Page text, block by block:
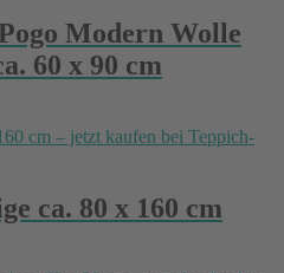
Modern Wolle
60 x 90 cm
ca. 80 x 160 cm